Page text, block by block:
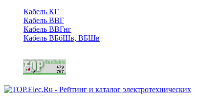
Кабель КГ
Кабель ВВГ
Кабель ВВГнг
Кабель ВБбШв, ВБШв